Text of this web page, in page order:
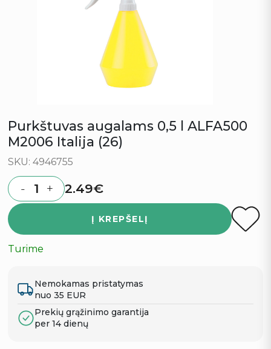
Purkštuvas augalams 0,5 l ALFA500
M2006 Italija (26)
SKU: 4946755
Quantity
- + 2.49€
Į KREPŠELĮ
Turime
Nemokamas pristatymas
nuo 35 EUR
Prekių grąžinimo garantija
per 14 dienų